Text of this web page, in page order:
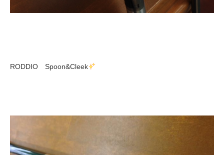
RODDIO Spoon&Cleek